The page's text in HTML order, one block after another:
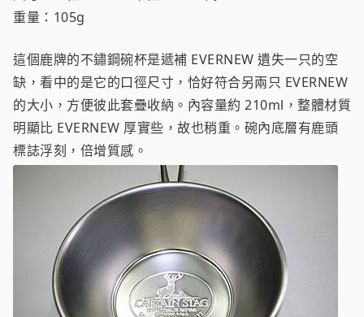
重量：105g
這個鹿牌的不鏽鋼碗杯是遞補 EVERNEW 遺失一只的空
缺，看中的是它的口徑尺寸，恰好符合另兩只 EVERNEW
的大小，方便彼此套疊收納。內容量約 210ml，整體材質
明顯比 EVERNEW 厚實些，故也稍重。碗內底層有鹿頭
標誌浮刻，倍增質感。